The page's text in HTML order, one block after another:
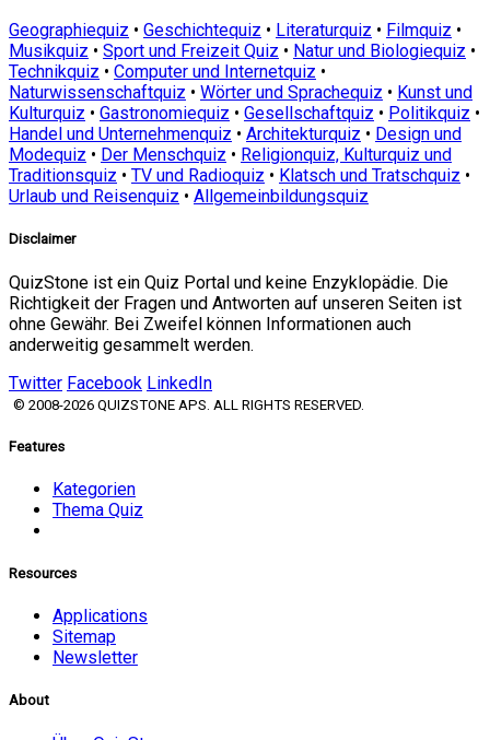
Geographiequiz • Geschichtequiz • Literaturquiz • Filmquiz •
Musikquiz • Sport und Freizeit Quiz • Natur und Biologiequiz •
Technikquiz • Computer und Internetquiz •
Naturwissenschaftquiz • Wörter und Sprachequiz • Kunst und
Kulturquiz • Gastronomiequiz • Gesellschaftquiz • Politikquiz •
Handel und Unternehmenquiz • Architekturquiz • Design und
Modequiz • Der Menschquiz • Religionquiz, Kulturquiz und
Traditionsquiz • TV und Radioquiz • Klatsch und Tratschquiz •
Urlaub und Reisenquiz • Allgemeinbildungsquiz
Disclaimer
QuizStone ist ein Quiz Portal und keine Enzyklopädie. Die
Richtigkeit der Fragen und Antworten auf unseren Seiten ist
ohne Gewähr. Bei Zweifel können Informationen auch
anderweitig gesammelt werden.
Twitter Facebook LinkedIn
© 2008-2026 QUIZSTONE APS. ALL RIGHTS RESERVED.
Features
Kategorien
Thema Quiz
Resources
Applications
Sitemap
Newsletter
About